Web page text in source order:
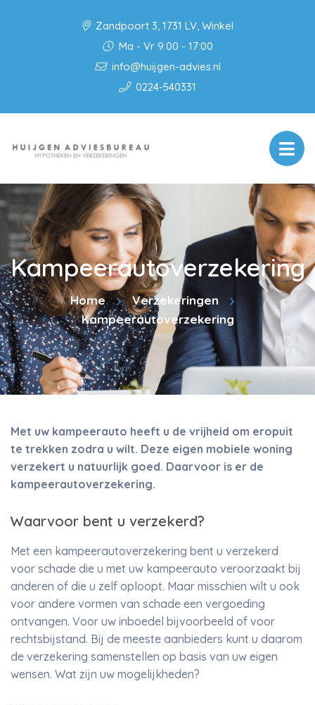
Zandpoort 3, 1731 LV, Winkel
Ma - Vr 9:00 - 17:00
info@huijgen-advies.nl
0224-540331
Kampeerautoverzekering
Home
Verzekeringen
Kampeerautoverzekering
Met uw kampeerauto heeft u de vrijheid om eropuit
te trekken zodra u wilt. Deze eigen mobiele woning
verzekert u natuurlijk goed. Daarvoor is er de
kampeerautoverzekering.
Waarvoor bent u verzekerd?
Met een kampeerautoverzekering bent u verzekerd
voor schade die u met uw kampeerauto veroorzaakt bij
anderen of die u zelf oploopt. Maar misschien wilt u ook
voor andere vormen van schade een vergoeding
ontvangen. Voor uw inboedel bijvoorbeeld of voor
rechtsbijstand. Bij de meeste aanbieders kunt u daarom
de verzekering samenstellen op basis van uw eigen
wensen. Wat zijn uw mogelijkheden?